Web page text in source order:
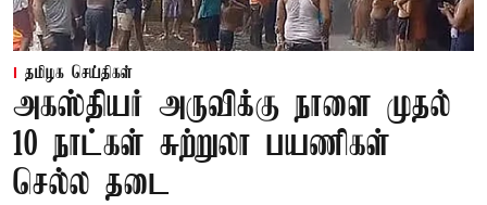
தமிழக செய்திகள்
அகஸ்தியர் அருவிக்கு நாளை முதல்
10 நாட்கள் சுற்றுலா பயணிகள்
செல்ல தடை